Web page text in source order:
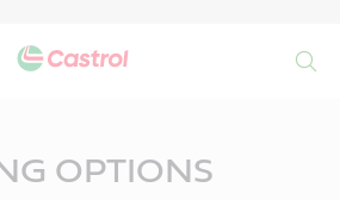
OPTIONS